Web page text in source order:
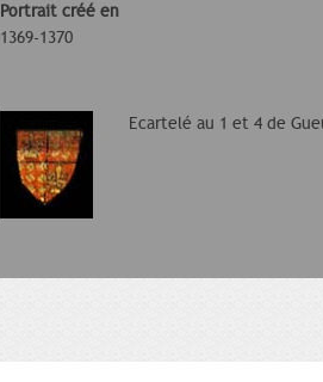
Portrait créé en
1369-1370
Ecartelé au 1 et 4 de